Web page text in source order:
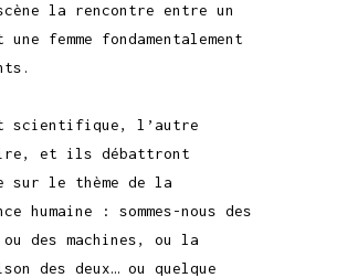
la rencontre entre un
une femme fondamentalement
scientifique, l’autre
et ils débattront
sur le thème de la
humaine : sommes-nous des
ou des machines, ou la
des deux… ou quelque